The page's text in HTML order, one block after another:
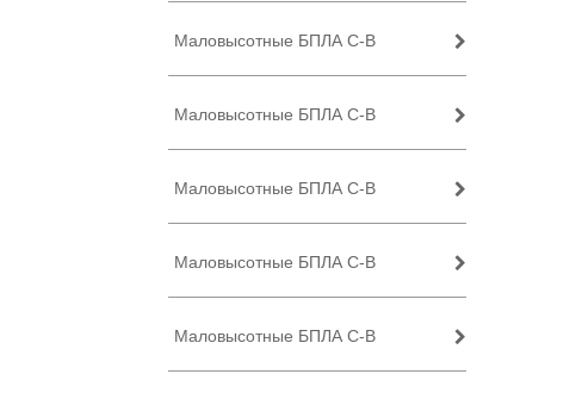
Маловысотные БПЛА C-B
Маловысотные БПЛА C-B
Маловысотные БПЛА C-B
Маловысотные БПЛА C-B
Маловысотные БПЛА C-B